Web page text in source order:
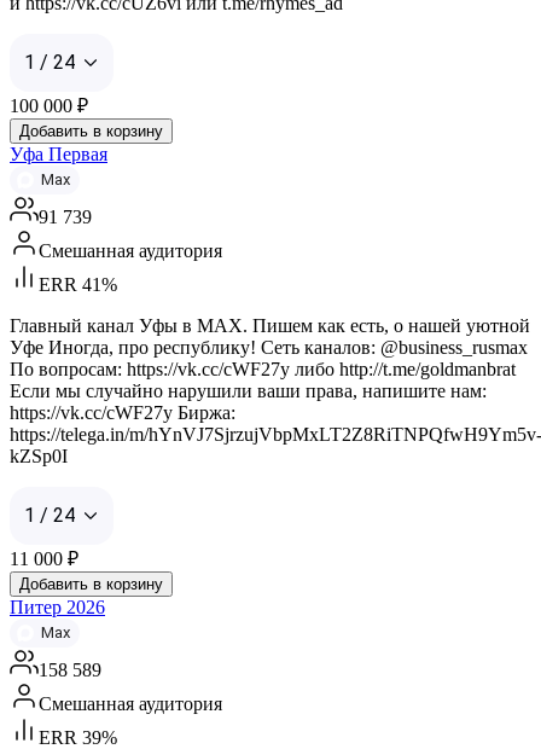
1 / 24
100 000 ₽
Добавить в корзину
Уфа Первая
Max
91 739
Смешанная аудитория
ERR 41%
Главный канал Уфы в MAX. Пишем как есть, о нашей уютной
Уфе Иногда, про республику! Сеть каналов: @business_rusmax
По вопросам: https://vk.cc/cWF27y либо http://t.me/goldmanbrat
Если мы случайно нарушили ваши права, напишите нам:
https://vk.cc/cWF27y Биржа:
https://telega.in/m/hYnVJ7SjrzujVbpMxLT2Z8RiTNPQfwH9Ym5v-
kZSp0I
1 / 24
11 000 ₽
Добавить в корзину
Питер 2026
Max
158 589
Смешанная аудитория
ERR 39%